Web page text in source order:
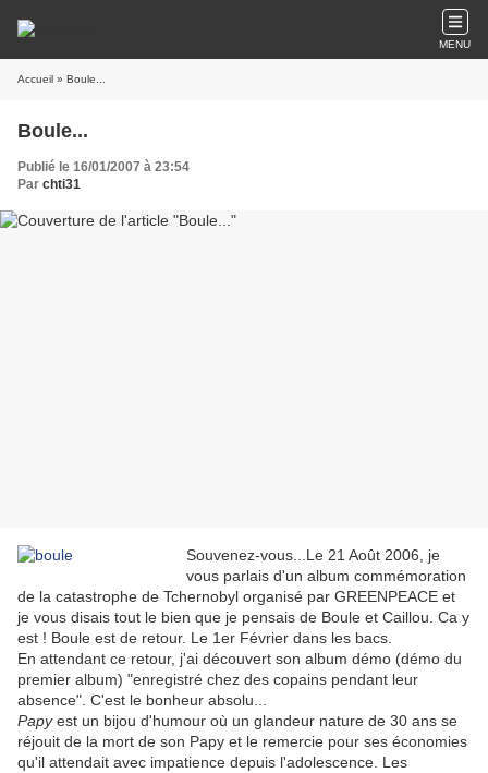
MENU
Accueil » Boule...
Boule...
Publié le 16/01/2007 à 23:54
Par chti31
Souvenez-vous...Le 21 Août 2006, je
vous parlais d'un album commémoration
de la catastrophe de Tchernobyl organisé par GREENPEACE et
je vous disais tout le bien que je pensais de Boule et Caillou. Ca y
est ! Boule est de retour. Le 1er Février dans les bacs.
En attendant ce retour, j'ai découvert son album démo (démo du
premier album) "enregistré chez des copains pendant leur
absence". C'est le bonheur absolu...
Papyest un bijou d'humour où un glandeur nature de 30 ans se
réjouit de la mort de son Papy et le remercie pour ses économies
qu'il attendait avec impatience depuis l'adolescence. Les